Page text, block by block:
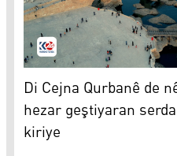
Zaxo
Di Cejna Qurbanê de
hezar geştiyaran
kiriye